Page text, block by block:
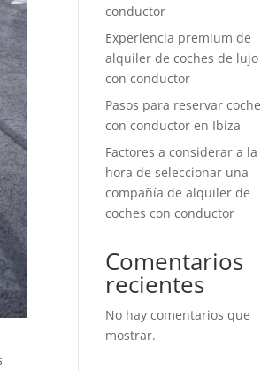
conductor
Experiencia premium de
alquiler de coches de lujo
con conductor
Pasos para reservar coche
con conductor en Ibiza
Factores a considerar a la
hora de seleccionar una
compañía de alquiler de
coches con conductor
Comentarios
recientes
No hay comentarios que
mostrar.